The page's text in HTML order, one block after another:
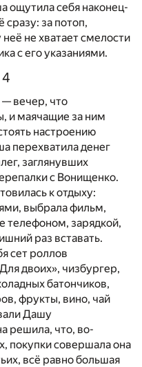
ощутила себя наконец-
сразу: за потоп,
неё не хватает смелости
с его указаниями.
4
— вечер, что
и маячащие за ним
настроению
перехватила денег
заглянувших
с Вонищенко.
к отдыху:
выбрала фильм,
телефоном, зарядкой,
раз вставать.
сет роллов
двоих», чизбургер,
батончиков,
фрукты, вино, чай
Дашу
решила, что, во-
покупки совершала она
всё равно большая